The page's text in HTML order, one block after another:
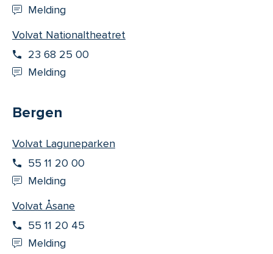
Melding
Volvat Nationaltheatret
23 68 25 00
Melding
Bergen
Volvat Laguneparken
55 11 20 00
Melding
Volvat Åsane
55 11 20 45
Melding